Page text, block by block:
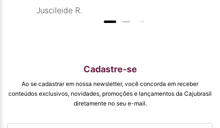
promocionais de
qualidade que vcs
entregam. Parabéns
#
pormaiscampanhaspromorcionais.
Juscileide R.
Cadastre-se
Ao se cadastrar em nossa newsletter, você concorda em receber
conteúdos exclusivos, novidades, promoções e lançamentos da Cajubrasil
diretamente no seu e-mail.